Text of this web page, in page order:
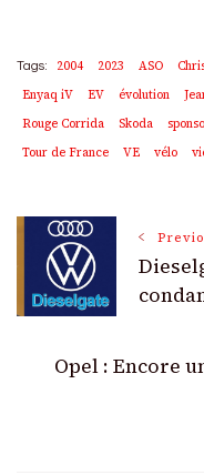
Tags: 2004 2023 ASO
Enyaq iV
EV évolution
Rouge Corrida
Skoda
Tour de France
VE vélo
Post
Opel : Encore